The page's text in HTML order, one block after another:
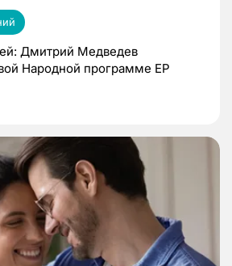
Дмитрий Медведев
Народной программе ЕР